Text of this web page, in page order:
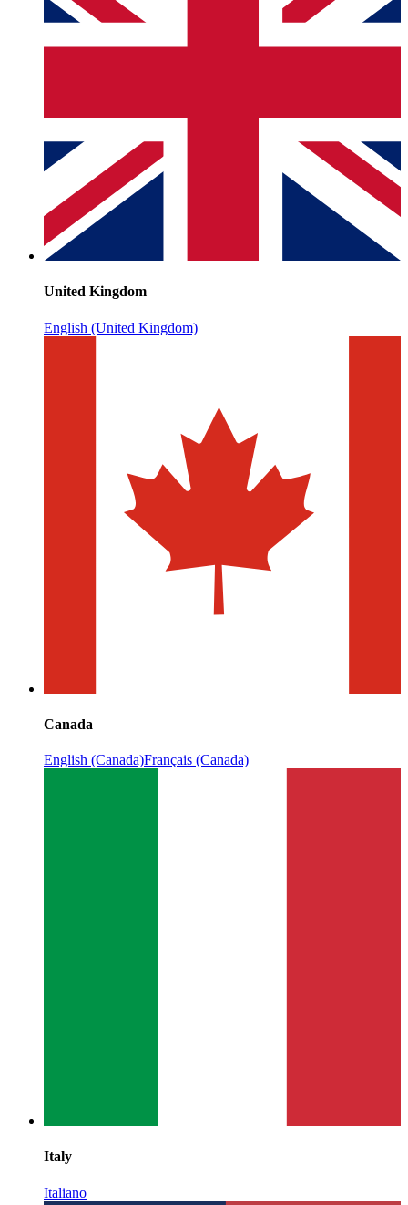
United Kingdom
English (United Kingdom)
Canada
English (Canada)Français (Canada)
Italy
Italiano